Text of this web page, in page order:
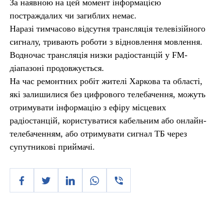
За наявною на цей момент інформацією
постраждалих чи загиблих немає.
Наразі тимчасово відсутня трансляція телевізійного
сигналу, тривають роботи з відновлення мовлення.
Водночас трансляція низки радіостанцій у FM-
діапазоні продовжується.
На час ремонтних робіт жителі Харкова та області,
які залишилися без цифрового телебачення, можуть
отримувати інформацію з ефіру місцевих
радіостанцій, користуватися кабельним або онлайн-
телебаченням, або отримувати сигнал ТБ через
супутникові приймачі.